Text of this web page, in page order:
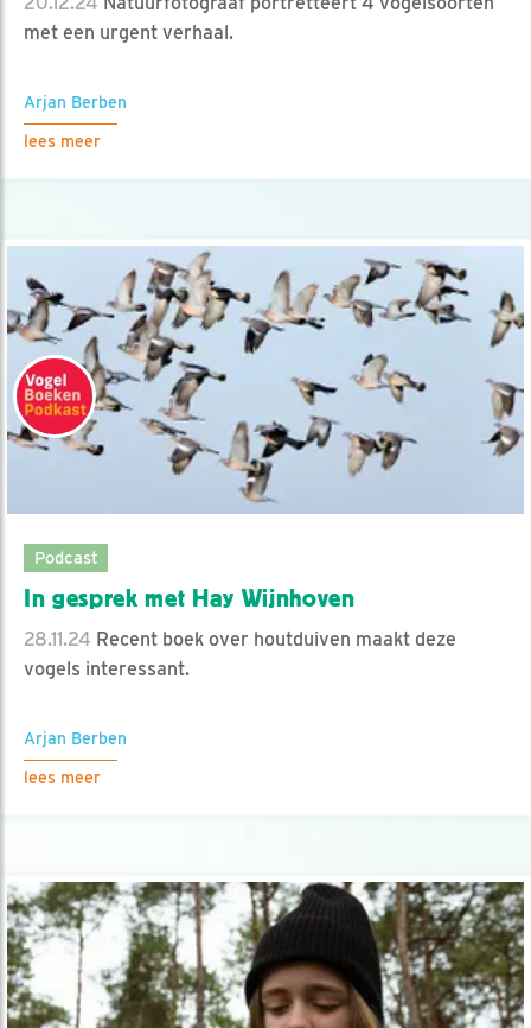
met een urgent verhaal.
Arjan Berben
lees meer
Podcast
In gesprek met Hay Wijnhoven
28.11.24 Recent boek over houtduiven maakt deze
vogels interessant.
Arjan Berben
lees meer